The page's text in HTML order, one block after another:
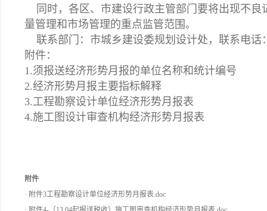
同时，各区、市建设行政主管部门要将出现不良
量管理和市场管理的重点监管范围。
联系部门：市城乡建设委规划设计处，联系电话
附件：
1.须报送经济形势月报的单位名称和统计编号
2.经济形势月报主要指标解释
3.工程勘察设计单位经济形势月报表
4.施工图设计审查机构经济形势月报表
附件
· 附件3工程勘察设计单位经济形势月报表.doc